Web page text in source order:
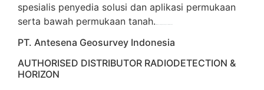
spesialis penyedia solusi dan aplikasi permukaan
serta bawah permukaan tanah.
PT. Antesena Geosurvey Indonesia
AUTHORISED DISTRIBUTOR RADIODETECTION &
HORIZON